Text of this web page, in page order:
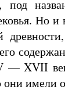
Но
— XVII
они имели